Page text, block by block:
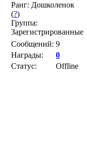
Ранг: Дошколенок
(?)
Группа:
Зарегистрированные
Сообщений: 9
Награды:
0
Статус:
Offline